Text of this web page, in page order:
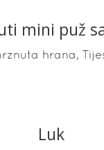
READ MORE
mini puž
hrana,
READ MORE
Luk